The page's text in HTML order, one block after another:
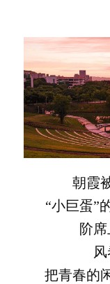
朝霞
“小巨蛋”
阶
把青春的